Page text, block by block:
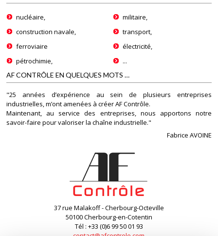
nucléaire,
construction navale,
ferroviaire
pétrochimie,
militaire,
transport,
électricité,
...
AF CONTRÔLE EN QUELQUES MOTS …
"25 années d’expérience au sein de plusieurs entreprises
industrielles, m’ont amenées à créer AF Contrôle.
Maintenant, au service des entreprises, nous apportons notre
savoir-faire pour valoriser la chaîne industrielle."
Fabrice AVOINE
37 rue Malakoff - Cherbourg-Octeville
50100 Cherbourg-en-Cotentin
Tél : +33 (0)6 99 50 01 93